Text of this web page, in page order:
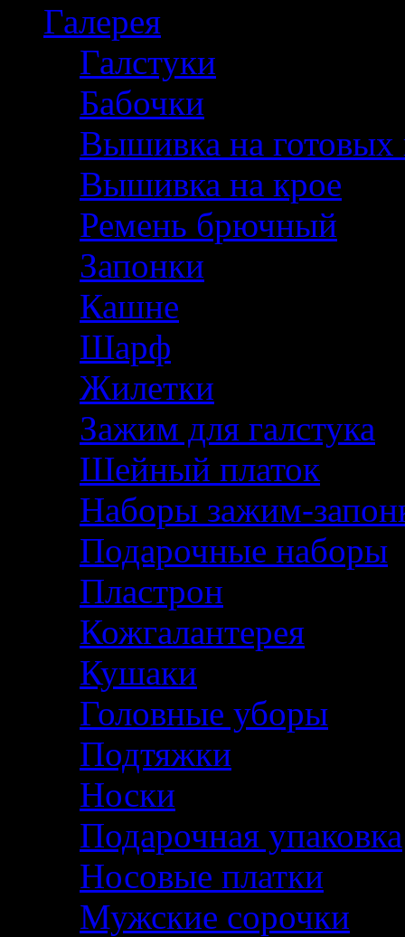
Галерея
Галстуки
Бабочки
Вышивка на готовых
Вышивка на крое
Ремень брючный
Запонки
Кашне
Шарф
Жилетки
Зажим для галстука
Шейный платок
Наборы зажим-
Подарочные наборы
Пластрон
Кожгалантерея
Кушаки
Головные уборы
Подтяжки
Носки
Подарочная упаковка
Носовые платки
Мужские сорочки